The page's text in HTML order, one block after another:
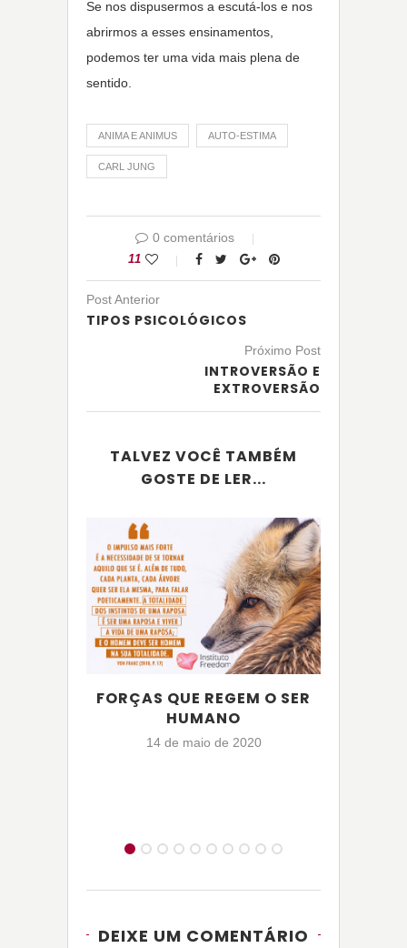
Se nos dispusermos a escutá-los e nos
abrirmos a esses ensinamentos,
podemos ter uma vida mais plena de
sentido.
ANIMA E ANIMUS AUTO-ESTIMA
CARL JUNG
0 comentários
11
Post Anterior
TIPOS PSICOLÓGICOS
Próximo Post
INTROVERSÃO E
EXTROVERSÃO
TALVEZ VOCÊ TAMBÉM
GOSTE DE LER...
FORÇAS QUE REGEM O SER
HUMANO
14 de maio de 2020
DEIXE UM COMENTÁRIO